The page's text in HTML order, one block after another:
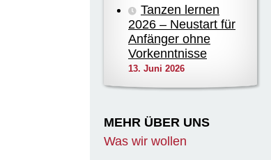
Tanzen lernen
2026 – Neustart für
Anfänger ohne
Vorkenntnisse
13. Juni 2026
MEHR ÜBER UNS
Was wir wollen